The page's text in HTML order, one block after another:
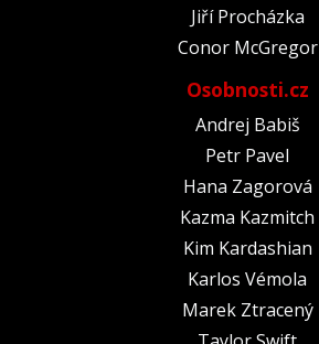
Jiří Procházka
Conor McGregor
Osobnosti.cz
Andrej Babiš
Petr Pavel
Hana Zagorová
Kazma Kazmitch
Kim Kardashian
Karlos Vémola
Marek Ztracený